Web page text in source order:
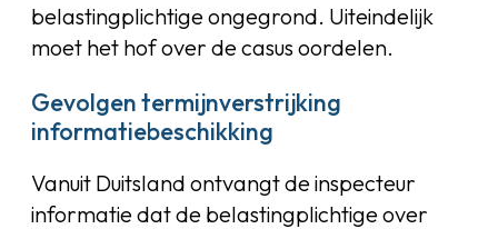
belastingplichtige ongegrond. Uiteindelijk
moet het hof over de casus oordelen.
Gevolgen termijnverstrijking
informatiebeschikking
Vanuit Duitsland ontvangt de inspecteur
informatie dat de belastingplichtige over